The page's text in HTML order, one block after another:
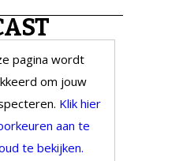
pagina wordt
om jouw
Klik hier
aan te
te bekijken.